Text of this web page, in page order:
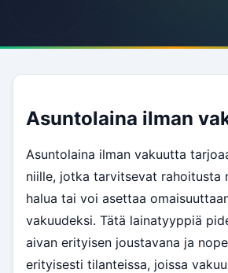
Asuntolaina ilman
Asuntolaina ilman vakuutta
niille, jotka tarvitsevat rahoitusta
halua tai voi asettaa
vakuudeksi. Tätä lainatyyppiä
aivan erityisen joustavana ja
erityisesti tilanteissa, joissa